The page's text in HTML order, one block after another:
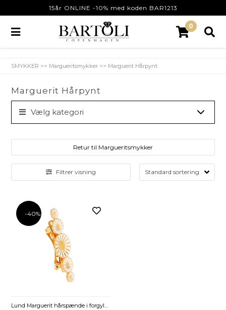
15år ONLINE -10% med koden BAR1213
0
SMYKKER >> Margueritsmykker >> Marguerit Hårpynt
Marguerit Hårpynt
Vælg kategori
Filtrer visning
Retur til Margueritsmykker
-40%
Lund Marguerit hårspænde i forgyldt Sølv